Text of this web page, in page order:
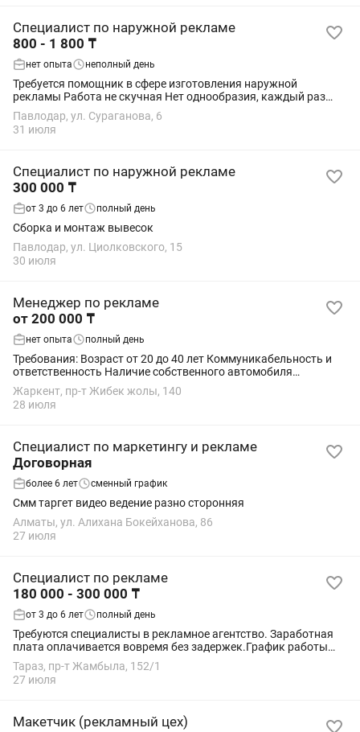
Специалист по наружной рекламе
800 - 1 800 ₸
нет опыта неполный день
Требуется помощник в сфере изготовления наружной
рекламы Работа не скучная Нет однообразия, каждый раз
разные задачи Нужен надежный человек Парень от 16 до 33
Павлодар, ул. Сураганова, 6
31 июля
Специалист по наружной рекламе
300 000 ₸
от 3 до 6 лет полный день
Сборка и монтаж вывесок
Павлодар, ул. Циолковского, 15
30 июля
Менеджер по рекламе
от 200 000 ₸
нет опыта полный день
Требования: Возраст от 20 до 40 лет Коммуникабельность и
ответственность Наличие собственного автомобиля
приветствуется Готовность к выездной работе по поселкам
Обход улиц с индивидуальным посещением...
Жаркент, пр-т Жибек жолы, 140
28 июля
Специалист по маркетингу и рекламе
Договорная
более 6 лет сменный график
Смм таргет видео ведение разно сторонняя
Алматы, ул. Алихана Бокейханова, 86
27 июля
Специалист по рекламе
180 000 - 300 000 ₸
от 3 до 6 лет полный день
Требуются специалисты в рекламное агентство. Заработная
плата оплачивается вовремя без задержек.График работы
6/1, в субботу до обеда. Все условия труда обговариваются на
собеседовании
Тараз, пр-т Жамбыла, 152/1
27 июля
Макетчик (рекламный цех)